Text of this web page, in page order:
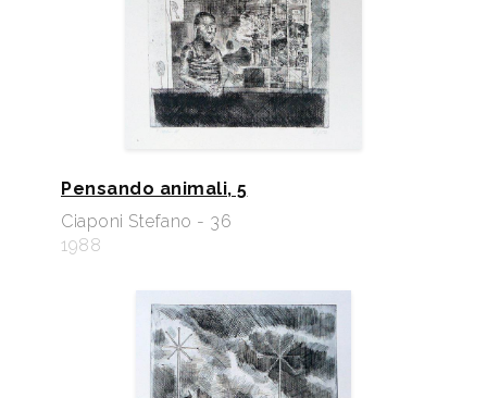
Pensando animali, 5
Ciaponi Stefano - 36
1988